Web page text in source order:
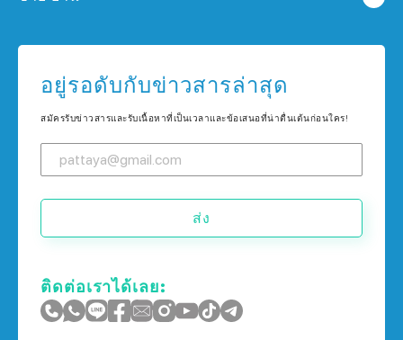
คอนโด ใน เกาะช้าง
คอนโด ใน ภูเก็ต
บ้าน ใน ภูเก็ต
อยู่รอดับกับข่าวสารล่าสุด
สมัครรับข่าวสารและรับเนื้อหาที่เป็นเวลาและข้อเสนอที่น่าตื่นเต้นก่อนใคร!
ส่ง
ติดต่อเราได้เลย: